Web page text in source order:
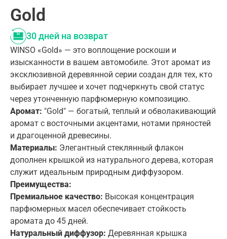
Gold
30 дней на возврат
WINSO «Gold» — это воплощение роскоши и
изысканности в вашем автомобиле. Этот аромат из
эксклюзивной деревянной серии создан для тех, кто
выбирает лучшее и хочет подчеркнуть свой статус
через утонченную парфюмерную композицию.
Аромат: "Gold" — богатый, теплый и обволакивающий
аромат с восточными акцентами, нотами пряностей
и драгоценной древесины.
Материалы: Элегантный стеклянный флакон
дополнен крышкой из натурального дерева, которая
служит идеальным природным диффузором.
Преимущества:
Премиальное качество: Высокая концентрация
парфюмерных масел обеспечивает стойкость
аромата до 45 дней.
Натуральный диффузор: Деревянная крышка
Вход
E-mail
Пароль
Регистрация
Email
Пароль
Повторить пароль
Ваш запрос успешно отправлен
Забыли пароль? Создать аккаунт
E-mail
Восстановить